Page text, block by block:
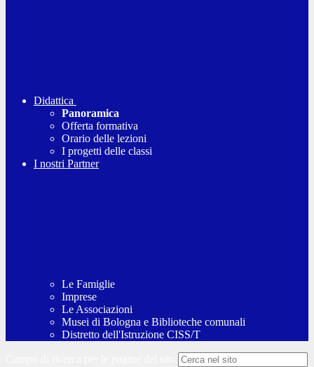
Didattica
Panoramica
Offerta formativa
Orario delle lezioni
I progetti delle classi
I nostri Partner
Le Famiglie
Imprese
Le Associazioni
Musei di Bologna e Biblioteche comunali
Distretto dell'Istruzione CISS/T